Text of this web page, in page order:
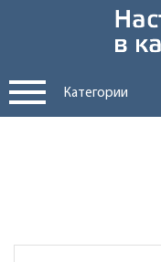
Категории